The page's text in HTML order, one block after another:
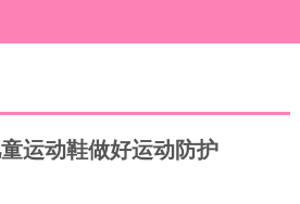
运动鞋做好运动防护